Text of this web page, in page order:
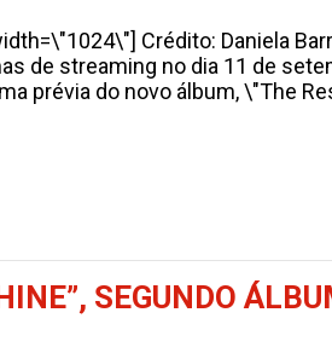
Crédito: Daniela
de streaming no dia 11 de
prévia do novo álbum, \"The
SEGUNDO